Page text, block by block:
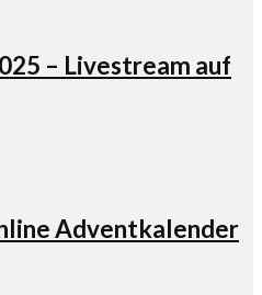
– Livestream auf
Adventkalender